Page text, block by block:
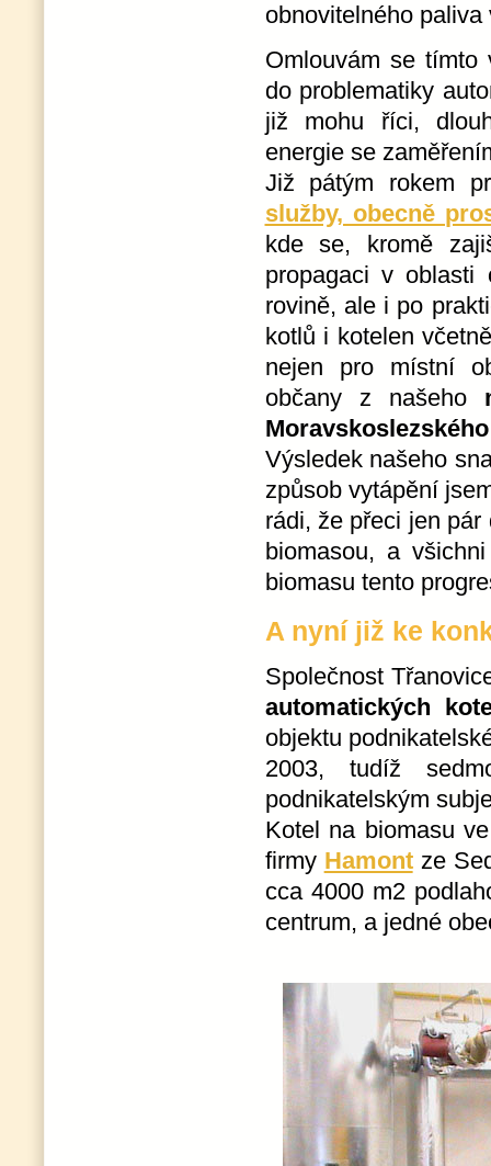
obnovitelného
Omlouvám se tímto
do problematiky
již mohu říci,
energie se
Již pátým rokem
služby, obecně
kde se, kromě
propagaci v oblasti
rovině, ale i po
kotlů i kotelen
nejen pro místní
občany z našeho
Výsledek našeho
způsob vytápění
rádi, že přeci jen
biomasou, a
biomasu tento
A nyní již ke
Společnost
automatických
objektu
2003, tudíž
podnikatelským
Kotel na biomasu
firmy Hamontze
cca 4000 m2
centrum, a jedné